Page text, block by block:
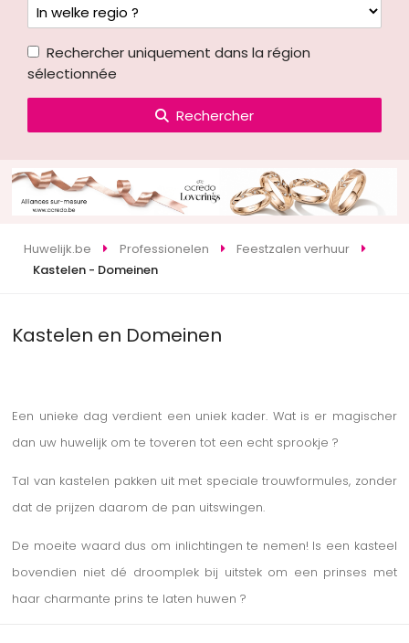
Rechercher uniquement dans la région
sélectionnée
Rechercher
Huwelijk.be Professionelen
Feestzalen verhuur
Kastelen - Domeinen
Kastelen en Domeinen
Een unieke dag verdient een uniek kader. Wat is er magischer
dan uw huwelijk om te toveren tot een echt sprookje ?
Tal van kastelen pakken uit met speciale trouwformules, zonder
dat de prijzen daarom de pan uitswingen.
De moeite waard dus om inlichtingen te nemen! Is een kasteel
bovendien niet dé droomplek bij uitstek om een prinses met
haar charmante prins te laten huwen ?